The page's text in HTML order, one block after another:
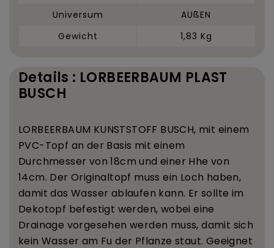
Universum
AUßEN
Gewicht
1,83 Kg
Details : LORBEERBAUM PLAST
BUSCH
LORBEERBAUM KUNSTSTOFF BUSCH, mit einem
PVC-Topf an der Basis mit einem
Durchmesser von 18cm und einer Hhe von
14cm. Der Originaltopf muss ein Loch haben,
damit das Wasser ablaufen kann. Er sollte im
Dekotopf befestigt werden, wobei eine
Drainage vorgesehen werden muss, damit sich
kein Wasser am Fu der Pflanze staut. Geeignet